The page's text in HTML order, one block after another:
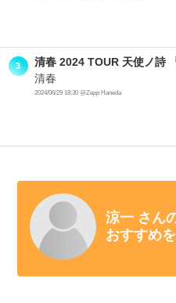
3 清春 2024 TOUR 天使ノ詩
清春
2024/06/29 18:30 @Zepp Haneda
涼一 さん
おすすめ